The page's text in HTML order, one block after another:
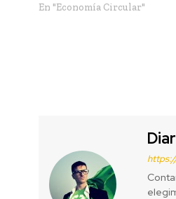
En "Economía Circular"